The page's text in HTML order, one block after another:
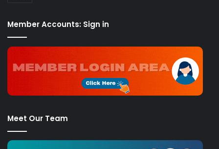
Member Accounts: Sign in
Meet Our Team